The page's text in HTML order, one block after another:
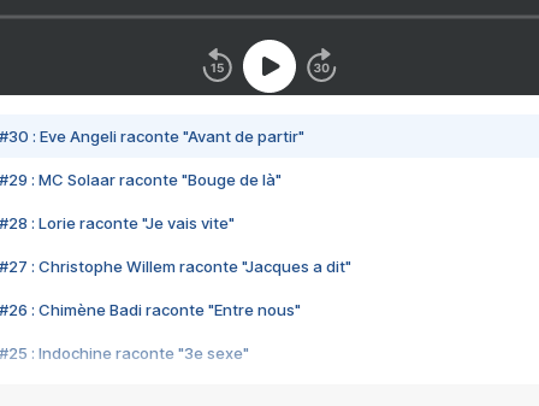
#30 : Eve Angeli raconte "Avant de partir"
#29 : MC Solaar raconte "Bouge de là"
#28 : Lorie raconte "Je vais vite"
#27 : Christophe Willem raconte "Jacques a dit"
#26 : Chimène Badi raconte "Entre nous"
#25 : Indochine raconte "3e sexe"